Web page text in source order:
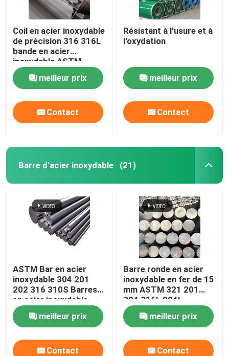
Coil en acier inoxydable
de précision 316 316L
bande en acier
inoxydable ASTM
laminée à froid
meilleur prix
Contact
Résistant à l'usure et à
l'oxydation
meilleur prix
Contact
Barre d'acier inoxydable (21)
ASTM Bar en acier
inoxydable 304 201
202 316 310S Barres
en acier inoxydable
rondes et brillantes
meilleur prix
Contact
Barre ronde en acier
inoxydable en fer de 15
mm ASTM 321 201
304 316L 904l
meilleur prix
Contact